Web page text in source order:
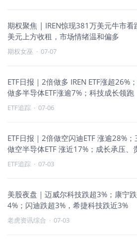
期权聚焦 | IREN惊现381万美元牛市
美元上方收租，市场情绪温和偏多
期权女巫 · 07-07
ETF日报｜2倍做多 IREN ETF涨超26%
做多半导体ETF涨逾7%；科技成长领跑
ETF追踪 · 07-06
ETF日报｜2倍做空闪迪ETF 涨逾28%；
做空半导体ETF 涨近17%；成长承压、
走强
ETF追踪 · 07-03
美股夜盘｜迈威尔科技跌超3%；康宁
4%；闪迪跌超3%，希捷科技跌近3%
老虎资讯综合 · 07-03